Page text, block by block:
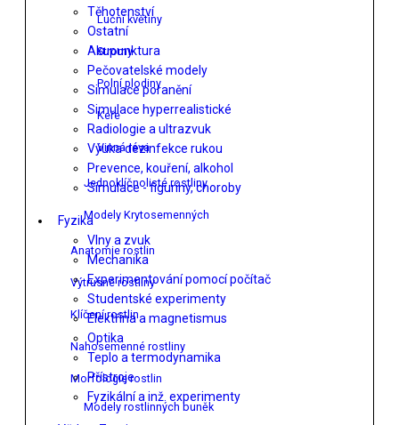
Těhotenství
Ostatní
Akupunktura
Pečovatelské modely
Simulace poranění
Simulace hyperrealistické
Radiologie a ultrazvuk
Výuka dezinfekce rukou
Prevence, kouření, alkohol
Simulace - figuríny, choroby
Fyzika
Vlny a zvuk
Mechanika
Experimentování pomocí počítač
Studentské experimenty
Elektřina a magnetismus
Optika
Teplo a termodynamika
Přístroje
Fyzikální a inž. experimenty
Luční květiny
Stromy
Polní plodiny
Keře
Vinná réva
Jednoklíčnolisté rostliny
Modely Krytosemenných
Anatomie rostlin
Výtrusné rostliny
Klíčení rostlin
Nahosemenné rostliny
Morfologie rostlin
Modely rostlinných buněk